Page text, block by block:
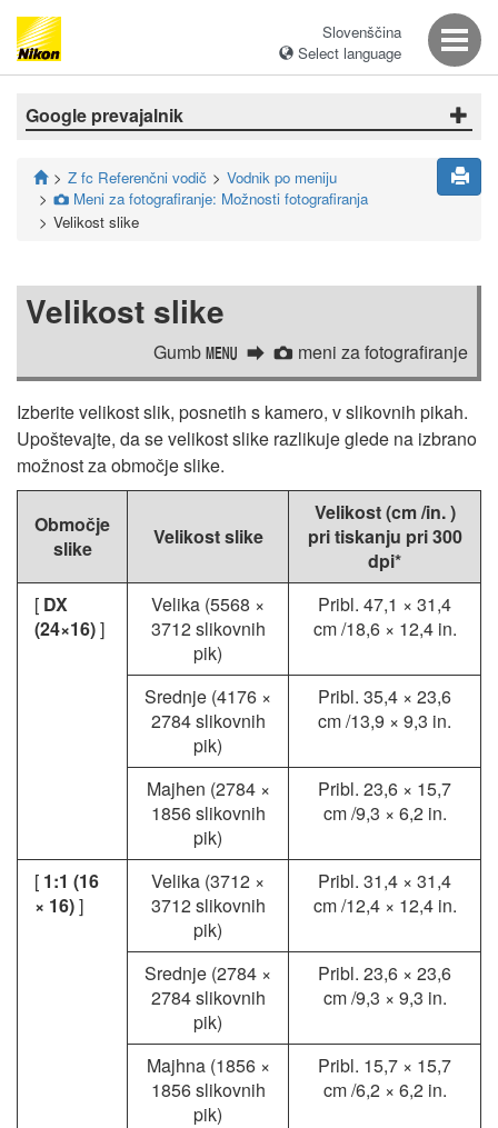
Slovenščina
Select language
Google prevajalnik
Z fc Referenčni vodič Vodnik po meniju
C Meni za fotografiranje: Možnosti fotografiranja
Velikost slike
Velikost slike
Gumb G C meni za fotografiranje
Izberite velikost slik, posnetih s kamero, v slikovnih pikah.
Upoštevajte, da se velikost slike razlikuje glede na izbrano
možnost za območje slike.
Območje
slike
Velikost slike
Velikost (cm/in.)
pri tiskanju pri 300
dpi*
[ DX
(24×16)]
Velika (5568 ×
3712 slikovnih
pik)
Pribl. 47,1 × 31,4
cm/18,6 × 12,4 in.
Srednje (4176 ×
2784 slikovnih
pik)
Pribl. 35,4 × 23,6
cm/13,9 × 9,3 in.
Majhen (2784 ×
1856 slikovnih
pik)
Pribl. 23,6 × 15,7
cm/9,3 × 6,2 in.
[ 1:1 (16
× 16)]
Velika (3712 ×
3712 slikovnih
pik)
Pribl. 31,4 × 31,4
cm/12,4 × 12,4 in.
Srednje (2784 ×
2784 slikovnih
pik)
Pribl. 23,6 × 23,6
cm/9,3 × 9,3 in.
Majhna (1856 ×
1856 slikovnih
pik)
Pribl. 15,7 × 15,7
cm/6,2 × 6,2 in.